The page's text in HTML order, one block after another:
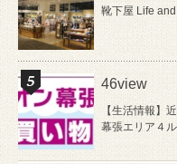
靴下屋 Life
46view
【生活情報】
幕張エリア４